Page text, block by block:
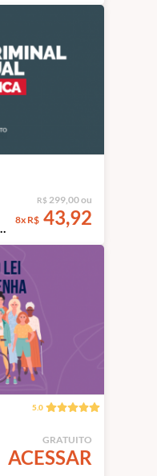
R$ 299,00 ou
8x R$43,92
5.0
GRATUITO
ACESSAR